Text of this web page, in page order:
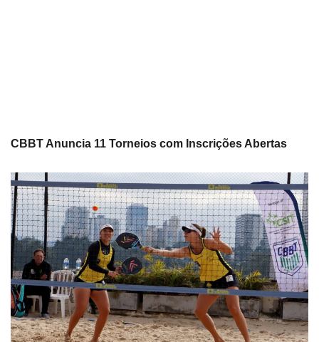
CBBT Anuncia 11 Torneios com Inscrições Abertas